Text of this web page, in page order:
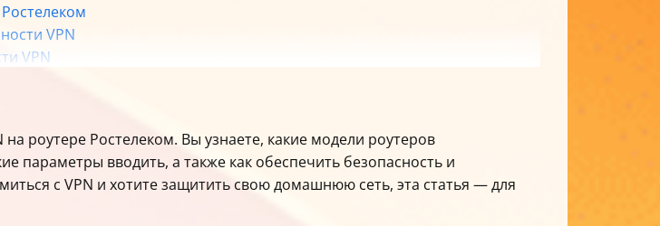
VPN
VPN
роутере Ростелеком. Вы узнаете, какие модели роутеров
параметры вводить, а также как обеспечить безопасность и
с VPN и хотите защитить свою домашнюю сеть, эта статья — для